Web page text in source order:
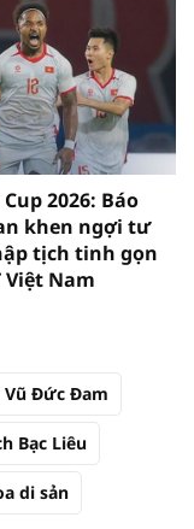
Cup 2026: Báo
khen ngợi tư
tịch tinh gọn
Việt Nam
Đức Đam
Bạc Liêu
di sản